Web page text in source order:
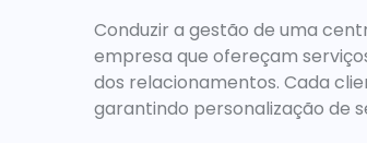
Conduzir a gestão de uma
empresa que ofereçam
dos relacionamentos. Cada
garantindo personalização de